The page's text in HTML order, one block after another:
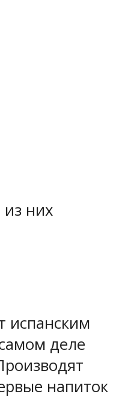
них
испанским
деле
напиток